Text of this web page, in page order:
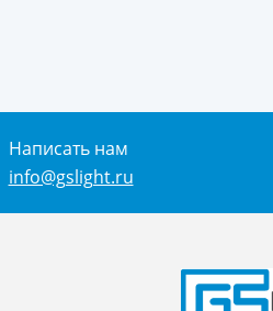
Написать нам
info@gslight.ru